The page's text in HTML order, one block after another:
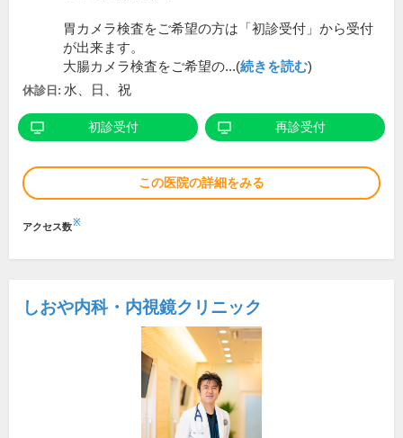
胃カメラ検査をご希望の方は「初診受付」から受付
が出来ます。
大腸カメラ検査をご希望の...(続きを読む)
休診日: 水、日、祝
初診受付 再診受付
この医院の詳細をみる
アクセス数※
しおや内科・内視鏡クリニック